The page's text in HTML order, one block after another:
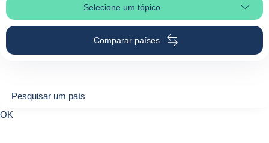
Selecione um tópicoSelecionar a secção da página
Comparar países
Pesquisar um país
0suggestions
Pesquisar um país
OK